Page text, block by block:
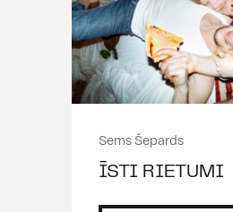
Sems Šepards
ĪSTI RIETUMI